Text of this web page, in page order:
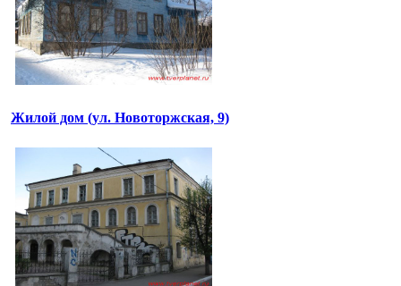
Жилой дом (ул. Новоторжская, 9)